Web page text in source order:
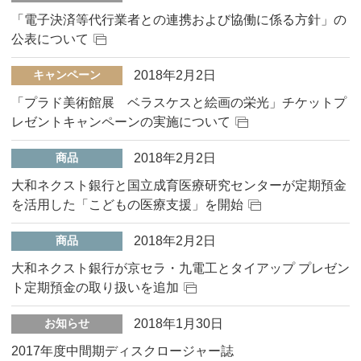
「電子決済等代行業者との連携および協働に係る方針」の
公表について
キャンペーン
2018年2月2日
「プラド美術館展 ベラスケスと絵画の栄光」チケットプ
レゼントキャンペーンの実施について
商品
2018年2月2日
大和ネクスト銀行と国立成育医療研究センターが定期預金
を活用した「こどもの医療支援」を開始
商品
2018年2月2日
大和ネクスト銀行が京セラ・九電工とタイアップ プレゼン
ト定期預金の取り扱いを追加
お知らせ
2018年1月30日
2017年度中間期ディスクロージャー誌